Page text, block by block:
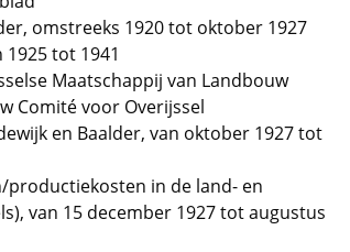
omstreeks 1920 tot oktober 1927
tot 1941
Maatschappij van Landbouw
Comité voor Overijssel
en Baalder, van oktober 1927 tot
productiekosten in de land- en
van 15 december 1927 tot augustus